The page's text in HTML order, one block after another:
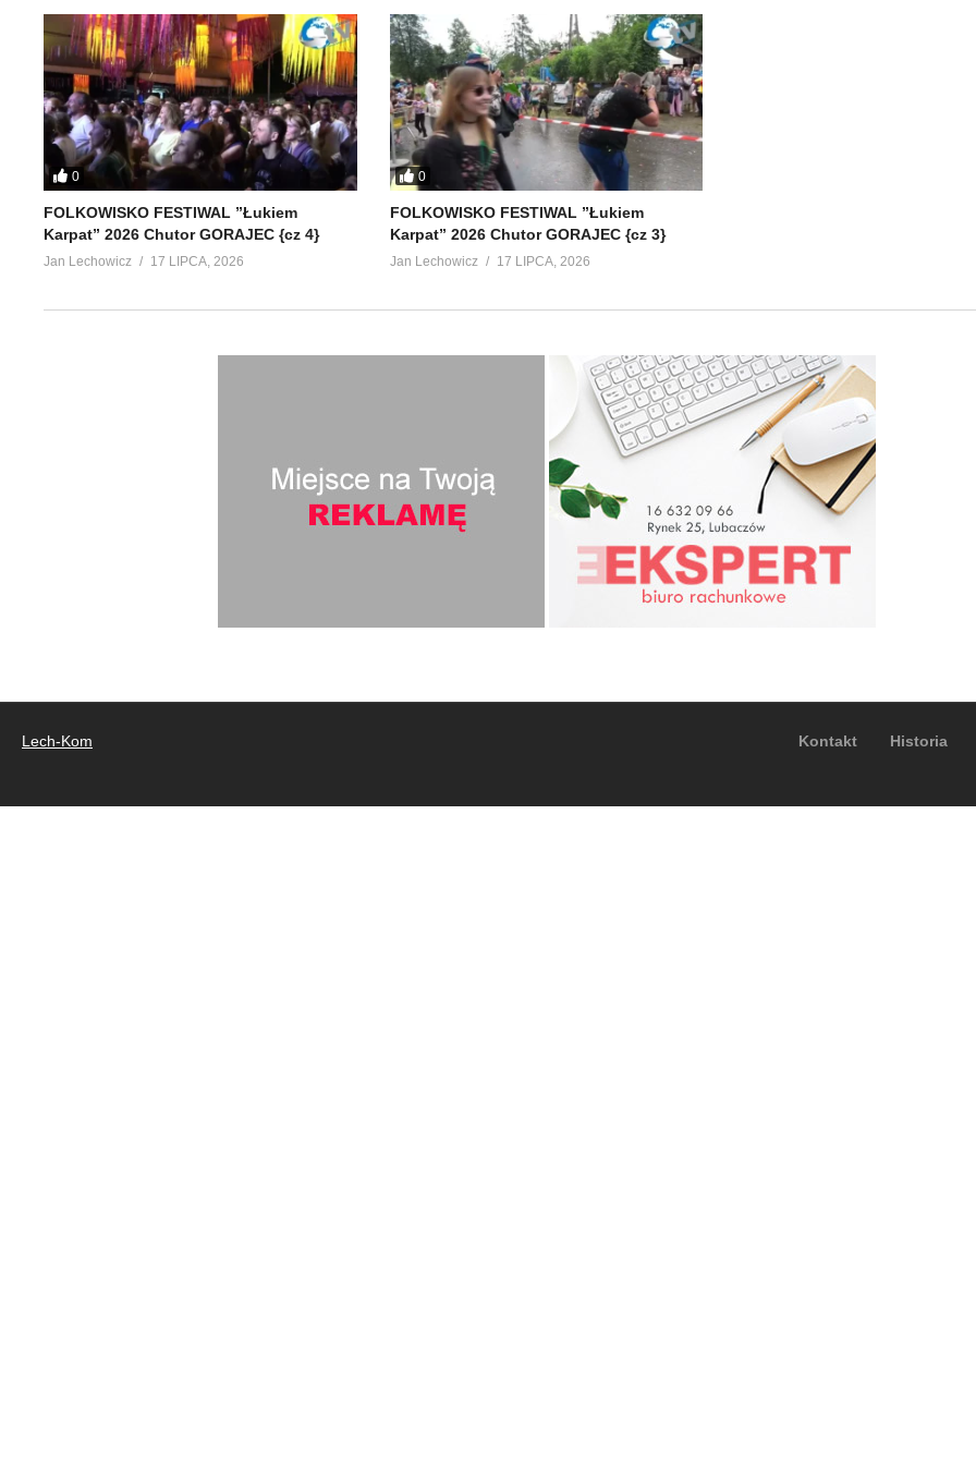
0
FOLKOWISKO FESTIWAL ”Łukiem
Karpat” 2026 Chutor GORAJEC {cz 4}
Jan Lechowicz 17 LIPCA, 2026
0
FOLKOWISKO FESTIWAL ”Łukiem
Karpat” 2026 Chutor GORAJEC {cz 3}
Jan Lechowicz 17 LIPCA, 2026
Lech-Kom Kontakt Historia